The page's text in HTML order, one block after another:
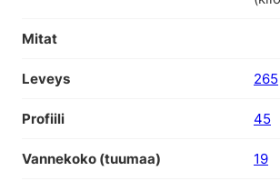
Mitat
Leveys 265
Profiili 45
Vannekoko (tuumaa) 19